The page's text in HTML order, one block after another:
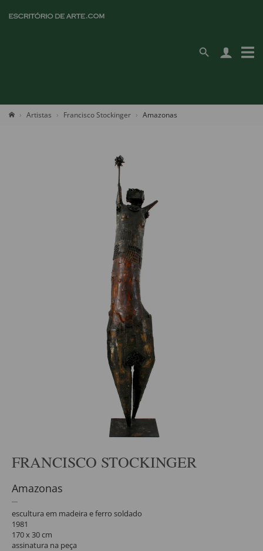
Artistas Francisco Stockinger Amazonas
FRANCISCO STOCKINGER
Amazonas
escultura em madeira e ferro soldado
1981
170 x 30 cm
assinatura na peça